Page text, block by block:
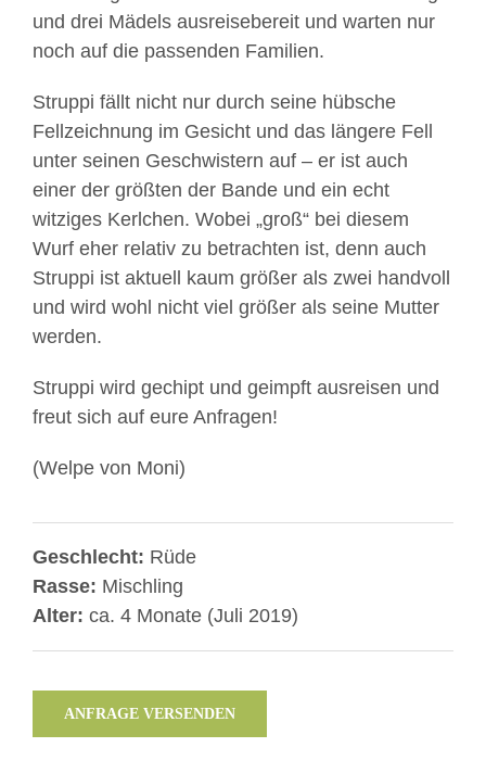
und drei Mädels ausreisebereit und warten nur
noch auf die passenden Familien.
Struppi fällt nicht nur durch seine hübsche
Fellzeichnung im Gesicht und das längere Fell
unter seinen Geschwistern auf – er ist auch
einer der größten der Bande und ein echt
witziges Kerlchen. Wobei „groß“ bei diesem
Wurf eher relativ zu betrachten ist, denn auch
Struppi ist aktuell kaum größer als zwei handvoll
und wird wohl nicht viel größer als seine Mutter
werden.
Struppi wird gechipt und geimpft ausreisen und
freut sich auf eure Anfragen!
(Welpe von Moni)
Geschlecht: Rüde
Rasse: Mischling
Alter: ca. 4 Monate (Juli 2019)
ANFRAGE VERSENDEN